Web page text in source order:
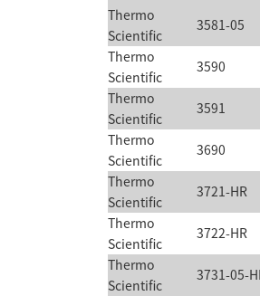
Thermo
Scientific
3581-05
Thermo
Scientific
3590
Thermo
Scientific
3591
Thermo
Scientific
3690
Thermo
Scientific
3721-HR
Thermo
Scientific
3722-HR
Thermo
Scientific
3731-05-